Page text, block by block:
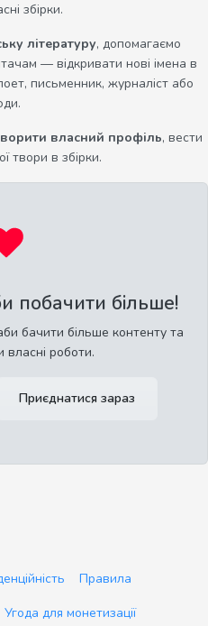
збірки.
літературу, допомагаємо
— відкривати нові імена в
письменник, журналіст або
власний профіль, вести
твори в збірки.
побачити більше!
бачити більше контенту та
власні роботи.
Приєднатися зараз
Правила
Угода для монетизації